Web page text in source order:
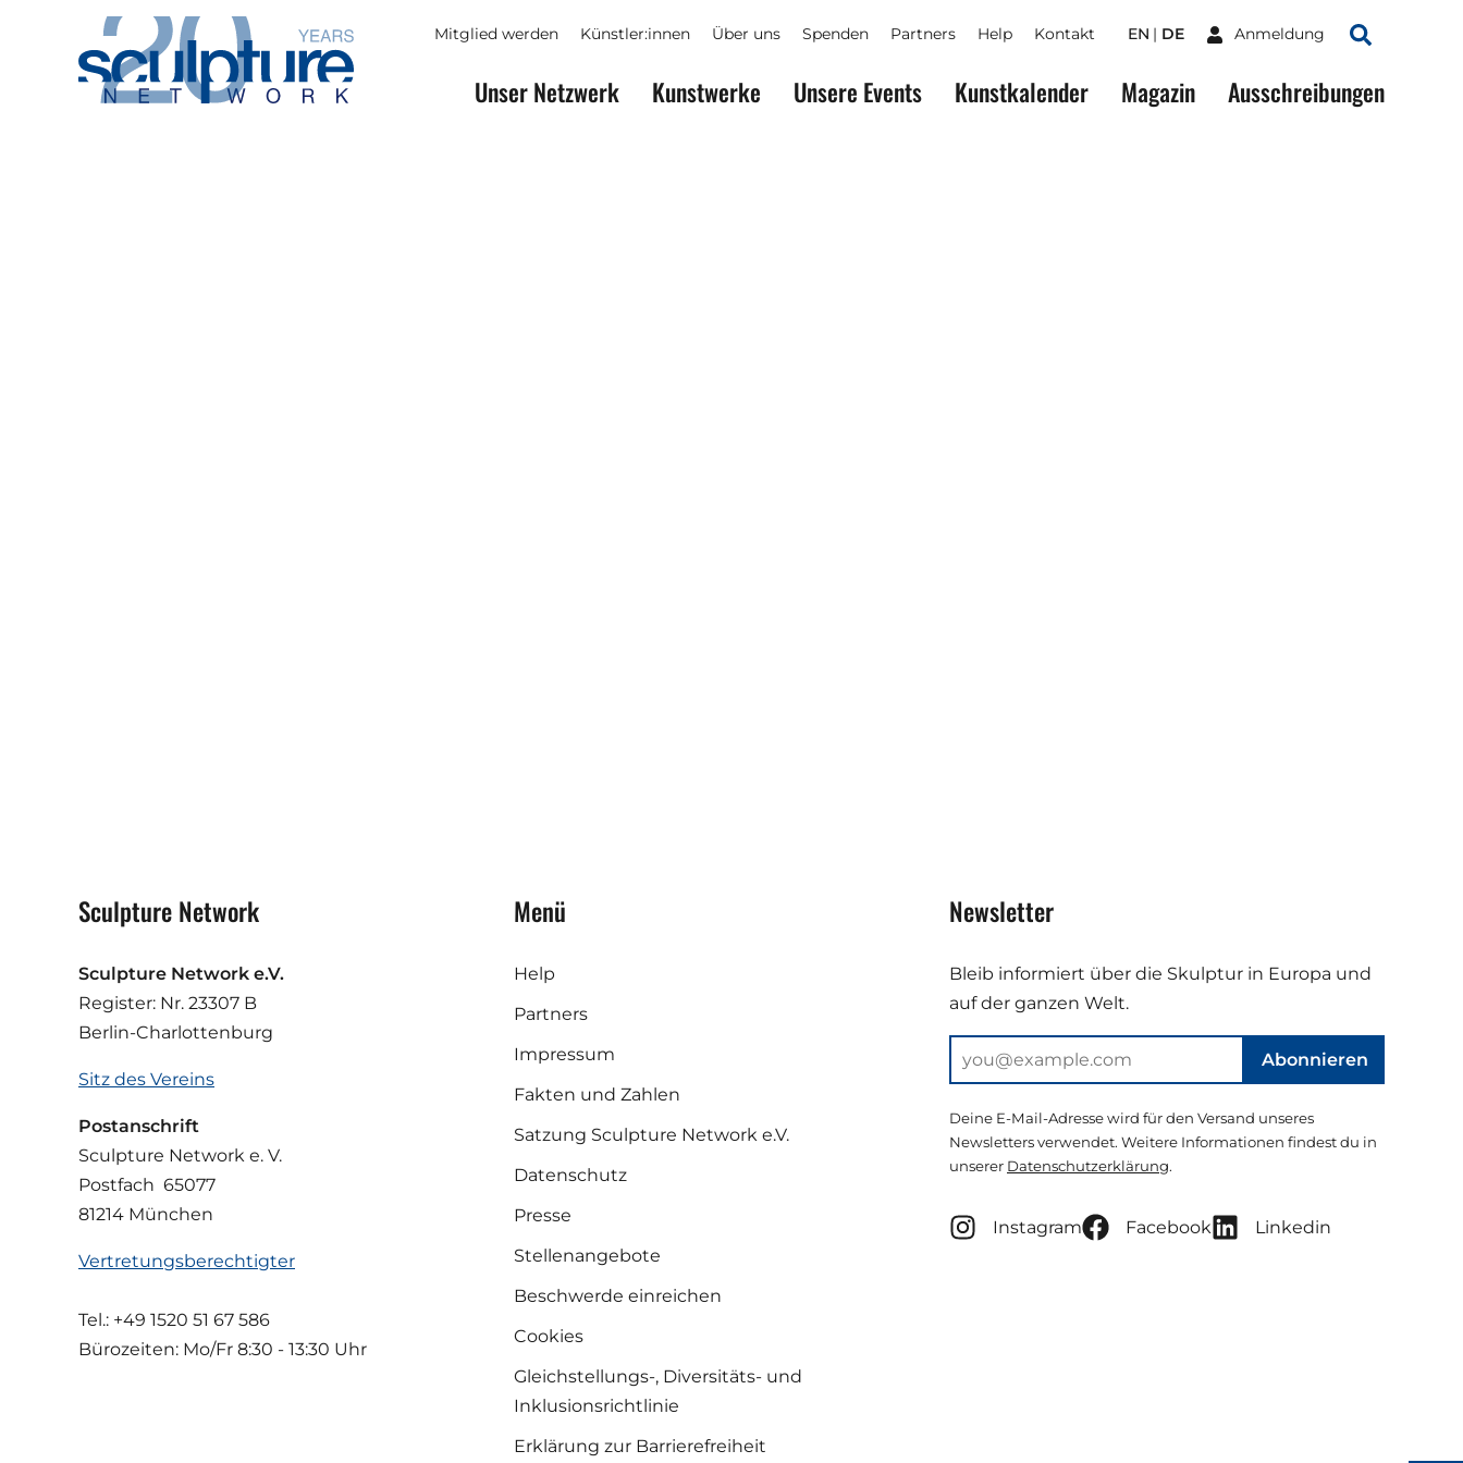
Skip to main content
Mitglied werden Künstler:innen Über uns Spenden Partners Help Kontakt EN DE Anmeldung
Suchen
Unser Netzwerk Kunstwerke Unsere Events Kunstkalender Magazin Ausschreibungen
Sculpture Network
Sculpture Network e.V.
Register: Nr. 23307 B
Berlin-Charlottenburg
Sitz des Vereins
Postanschrift
Sculpture Network e. V.
Postfach 65077
81214 München
Vertretungsberechtigter
Tel.: +49 1520 51 67 586
Bürozeiten: Mo/Fr 8:30 - 13:30 Uhr
Menü
Help
Partners
Impressum
Fakten und Zahlen
Satzung Sculpture Network e.V.
Datenschutz
Presse
Stellenangebote
Beschwerde einreichen
Cookies
Gleichstellungs-, Diversitäts- und
Inklusionsrichtlinie
Erklärung zur Barrierefreiheit
Newsletter
Bleib informiert über die Skulptur in Europa und
auf der ganzen Welt.
Abonnieren
Deine E-Mail-Adresse wird für den Versand unseres
Newsletters verwendet. Weitere Informationen findest du in
unserer Datenschutzerklärung.
Instagram Facebook Linkedin